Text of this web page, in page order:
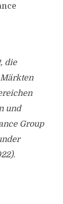
die
und
Group